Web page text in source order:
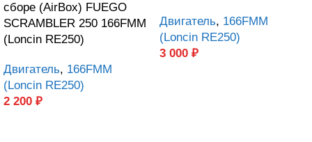
сборе (AirBox) FUEGO
SCRAMBLER 250 166FMM
(Loncin RE250)
Двигатель, 166FMM
(Loncin RE250)
2 200 ₽
Двигатель, 166FMM
(Loncin RE250)
3 000 ₽